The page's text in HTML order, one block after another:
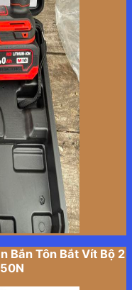
Bắn Tôn Bắt Vít Bộ 2